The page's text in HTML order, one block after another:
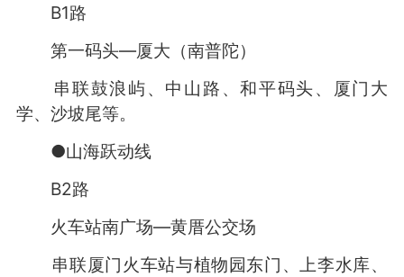
B1路
第一码头—厦大（南普陀）
串联鼓浪屿、中山路、和平码头、厦门大
学、沙坡尾等。
●山海跃动线
B2路
火车站南广场—黄厝公交场
串联厦门火车站与植物园东门、上李水库、